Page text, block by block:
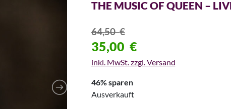
THE MUSIC OF QUEEN –
64,50€
35,00 €
inkl. MwSt. zzgl. Versand
46% sparen
Ausverkauft